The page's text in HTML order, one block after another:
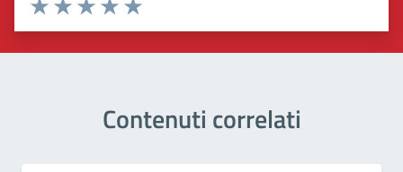
Valuta 5 stelle su 5
Valuta 4 stelle su 5
Valuta 3 stelle su 5
Valuta 2 stelle su 5
Valuta 1 stelle su 5
Contenuti correlati